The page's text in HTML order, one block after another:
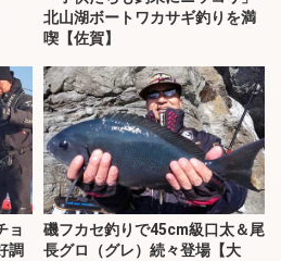
北山湖ボートワカサギ釣りを満
喫【佐賀】
ョ
調
磯フカセ釣りで45cm級口太＆尾
長グロ（グレ）続々登場【大